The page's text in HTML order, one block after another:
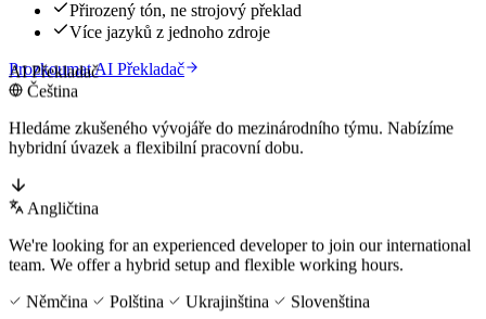
Přirozený tón, ne strojový překlad
Více jazyků z jednoho zdroje
Prozkoumat AI Překladač
AI Překladač
Čeština
Hledáme zkušeného vývojáře do mezinárodního týmu. Nabízíme
hybridní úvazek a flexibilní pracovní dobu.
Angličtina
We're looking for an experienced developer to join our international
team. We offer a hybrid setup and flexible working hours.
Němčina
Polština Ukrajinština Slovenština